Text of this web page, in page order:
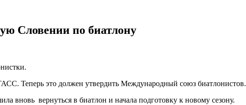
Словении по биатлону
Теперь это должен утвердить Международный союз биатлонистов.
вновь вернуться в биатлон и начала подготовку к новому сезону.